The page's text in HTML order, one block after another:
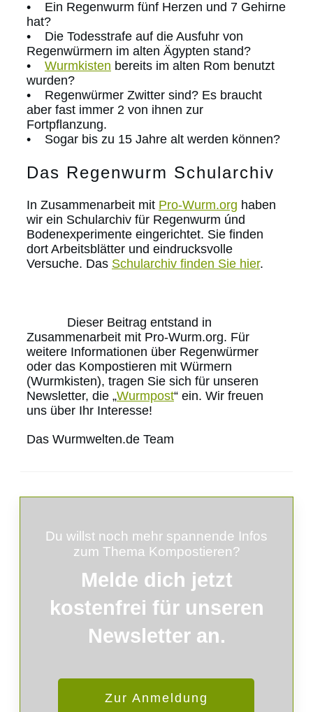
• Ein Regenwurm fünf Herzen und 7 Gehirne
hat?
• Die Todesstrafe auf die Ausfuhr von
Regenwürmern im alten Ägypten stand?
• Wurmkisten bereits im alten Rom benutzt
wurden?
• Regenwürmer Zwitter sind? Es braucht
aber fast immer 2 von ihnen zur
Fortpflanzung.
• Sogar bis zu 15 Jahre alt werden können?
Das Regenwurm Schularchiv
In Zusammenarbeit mit Pro-Wurm.org haben
wir ein Schularchiv für Regenwurm únd
Bodenexperimente eingerichtet. Sie finden
dort Arbeitsblätter und eindrucksvolle
Versuche. Das Schularchiv finden Sie hier.
Dieser Beitrag entstand in
Zusammenarbeit mit Pro-Wurm.org. Für
weitere Informationen über Regenwürmer
oder das Kompostieren mit Würmern
(Wurmkisten), tragen Sie sich für unseren
Newsletter, die „Wurmpost“ ein. Wir freuen
uns über Ihr Interesse!
Das Wurmwelten.de Team
Du willst noch mehr spannende Infos
zum Thema Kompostieren?
Melde dich jetzt
kostenfrei für unseren
Newsletter an.
Zur Anmeldung